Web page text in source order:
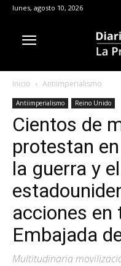
lunes, agosto 10, 2026
Inicio Antiimperialismo
Antiimperialismo Reino Unido
Cientos de
protestan
la guerra y
acciones en
Embajada
Multitudinaria